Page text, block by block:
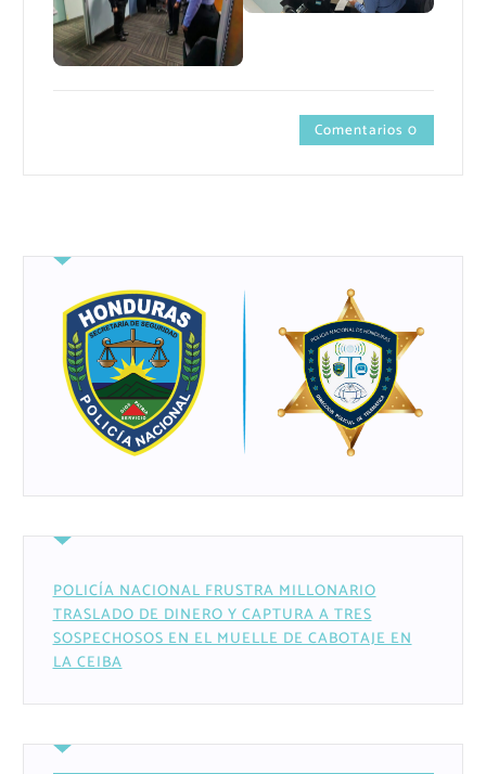
Comentarios 0
POLICÍA NACIONAL FRUSTRA MILLONARIO
TRASLADO DE DINERO Y CAPTURA A TRES
SOSPECHOSOS EN EL MUELLE DE CABOTAJE EN
LA CEIBA